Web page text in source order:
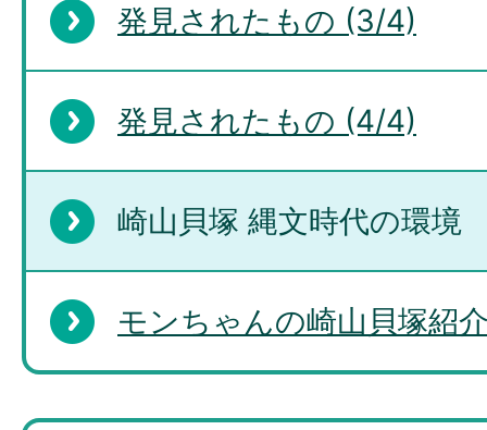
発見されたもの (3/4)
発見されたもの (4/4)
崎山貝塚 縄文時代の環境
モンちゃんの崎山貝塚紹